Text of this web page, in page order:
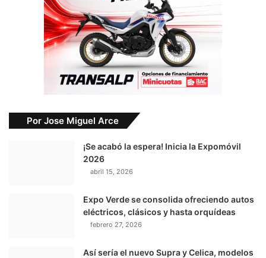
Por Jose Miguel Arce
¡Se acabó la espera! Inicia la Expomóvil
2026
abril 15, 2026
Expo Verde se consolida ofreciendo autos
eléctricos, clásicos y hasta orquídeas
febrero 27, 2026
Así sería el nuevo Supra y Celica, modelos